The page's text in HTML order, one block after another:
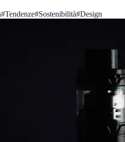
#Tendenze#Sostenibilità#Design